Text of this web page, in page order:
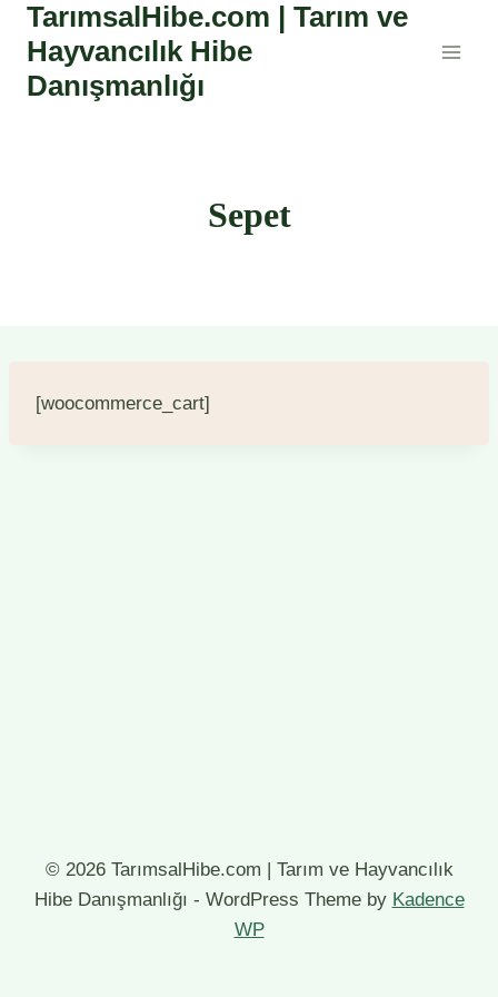
Skip
content
TarımsalHibe.com | Tarım ve
Hayvancılık Hibe
Danışmanlığı
Sepet
[woocommerce_cart]
© 2026 TarımsalHibe.com | Tarım ve Hayvancılık
Hibe Danışmanlığı - WordPress Theme by Kadence
WP